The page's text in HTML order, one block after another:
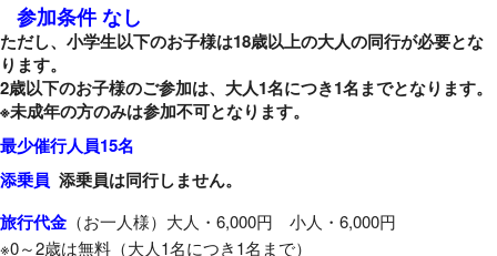
参加条件 なし
ただし、小学生以下のお子様は18歳以上の大人の同行が必要とな
ります。
2歳以下のお子様のご参加は、大人1名につき1名までとなります。
※未成年の方のみは参加不可となります。
最少催行人員15名
添乗員 添乗員は同行しません。
旅行代金 （お一人様）大人・6,000円 小人・6,000円
※0～2歳は無料（大人1名につき1名まで）